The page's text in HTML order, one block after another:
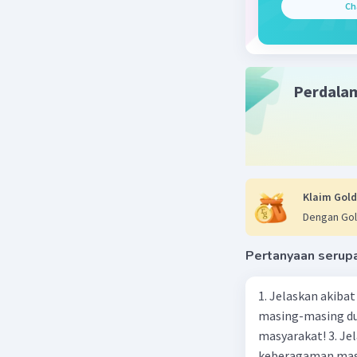
faktor
Klaim
Dengan
Pertanyaan
1. Jelaskan akibat
masing-masing
masyarakat! 3. Jelaskan macam-macam konflik yang terjadi akibat